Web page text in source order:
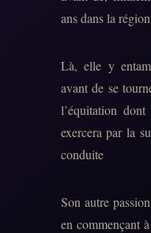
ans dans la
Là, elle y
avant de se
l’équitation
exercera par la
conduite
Son autre
en commençant